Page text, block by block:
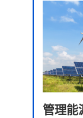
管理能